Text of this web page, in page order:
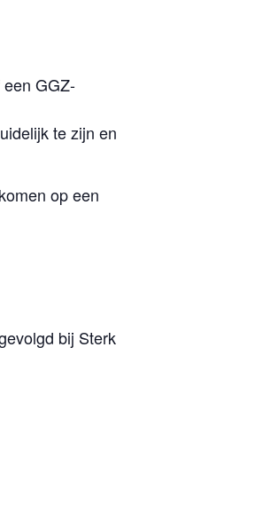
GGZ-
te zijn en
op een
bij Sterk